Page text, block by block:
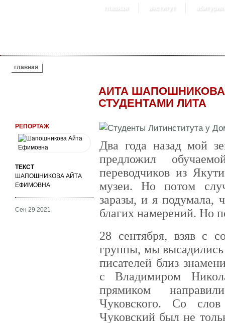
главная институт
ВЫ ЗДЕСЬ
главная
АИТА
СТУДЕНТАМИ ЛИТА
РЕПОРТАЖ
ТЕКСТ
ШАПОШНИКОВА АЙТА
ЕФИМОВНА
Сен 29 2021
Два года назад мой
предложил
переводчиков из
музеи. Но потом
заразы, и я подумала,
благих намерений. Но
28 сентября, взяв с
группы, мы высадились
писателей близ
с Владимиром
прямиком
Чуковского. Со
Чуковский был не